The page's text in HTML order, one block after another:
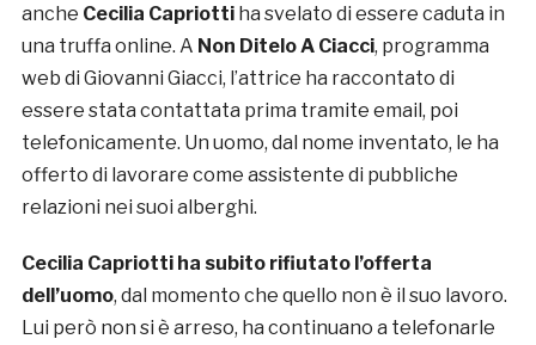
anche Cecilia Capriotti ha svelato di essere caduta in
una truffa online. A Non Ditelo A Ciacci, programma
web di Giovanni Giacci, l’attrice ha raccontato di
essere stata contattata prima tramite email, poi
telefonicamente. Un uomo, dal nome inventato, le ha
offerto di lavorare come assistente di pubbliche
relazioni nei suoi alberghi.
Cecilia Capriotti ha subito rifiutato l’offerta
dell’uomo, dal momento che quello non è il suo lavoro.
Lui però non si è arreso, ha continuano a telefonarle